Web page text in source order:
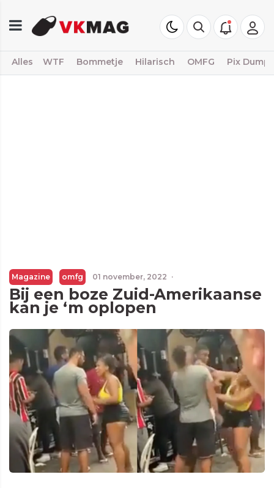
Alles WTF Bommetje Hilarisch OMFG Pix Dump
Magazine omfg 01 november, 2022 ·
Bij een boze Zuid-Amerikaanse
kan je ‘m oplopen